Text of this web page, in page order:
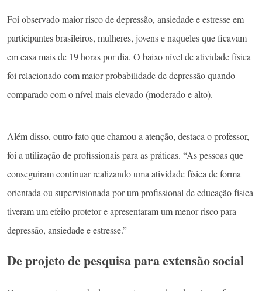
Foi observado maior risco de depressão, ansiedade e estresse em
participantes brasileiros, mulheres, jovens e naqueles que ficavam
em casa mais de 19 horas por dia. O baixo nível de atividade física
foi relacionado com maior probabilidade de depressão quando
comparado com o nível mais elevado (moderado e alto).
Além disso, outro fato que chamou a atenção, destaca o professor,
foi a utilização de profissionais para as práticas. “As pessoas que
conseguiram continuar realizando uma atividade física de forma
orientada ou supervisionada por um profissional de educação física
tiveram um efeito protetor e apresentaram um menor risco para
depressão, ansiedade e estresse.”
De projeto de pesquisa para extensão social